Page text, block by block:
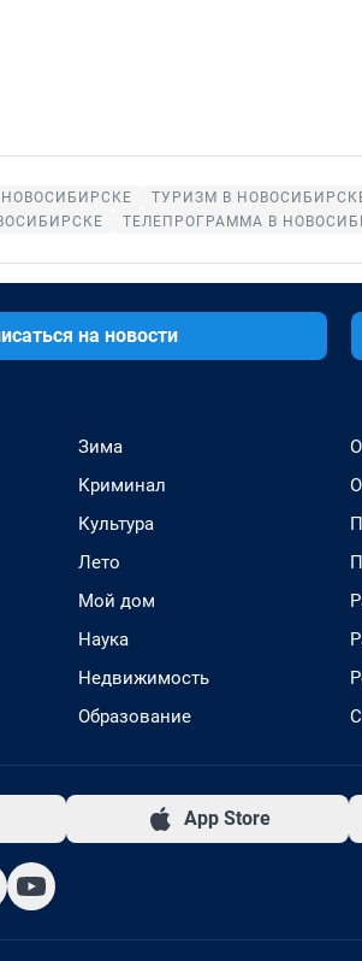
ТУРИЗМ В
ТЕЛЕПРОГРАММА В
на новости
Зима
Криминал
Культура
Лето
Мой дом
Наука
Недвижимость
Образование
App Store